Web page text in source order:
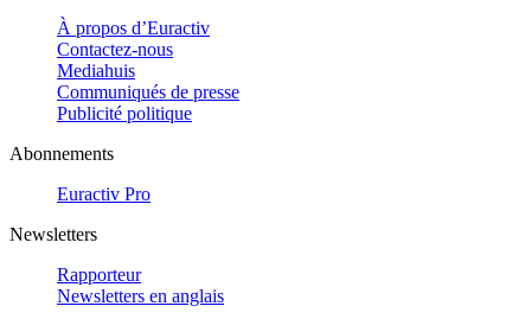
À propos d’Euractiv
Contactez-nous
Mediahuis
Communiqués de presse
Publicité politique
Abonnements
Euractiv Pro
Newsletters
Rapporteur
Newsletters en anglais